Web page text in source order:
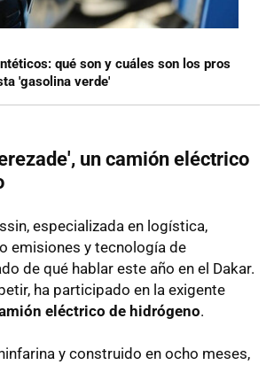
qué son y cuáles son los pros
'gasolina verde'
un camión eléctrico
especializada en logística,
emisiones y tecnología de
de qué hablar este año en el Dakar.
ha participado en la exigente
eléctrico de hidrógeno.
y construido en ocho meses,